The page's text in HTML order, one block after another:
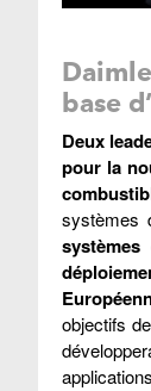
base
Deux
pour la
systèmes
objectifs